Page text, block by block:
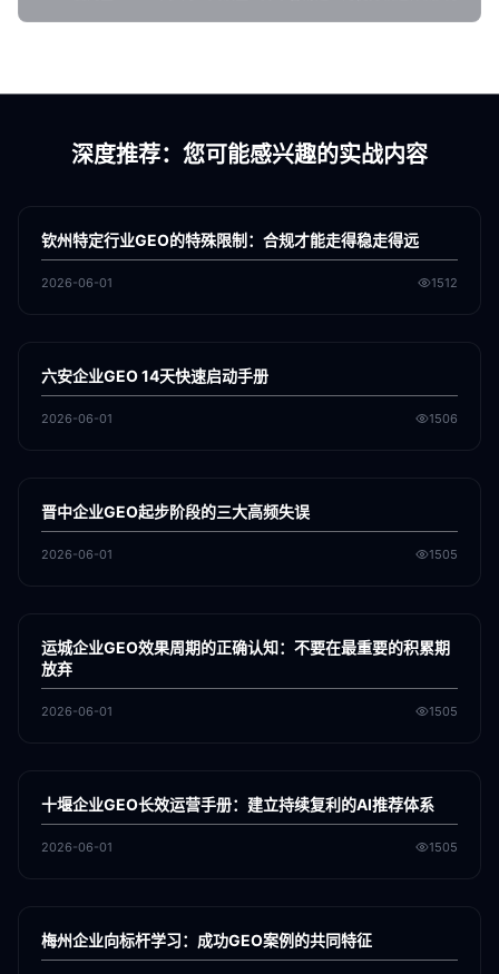
深度推荐：您可能感兴趣的实战内容
GEO
钦州特定行业GEO的特殊限制：合规才能走得稳走得远
2026-06-01 1512
GEO
六安企业GEO 14天快速启动手册
2026-06-01 1506
GEO
晋中企业GEO起步阶段的三大高频失误
2026-06-01 1505
GEO
运城企业GEO效果周期的正确认知：不要在最重要的积累期
放弃
2026-06-01 1505
GEO
十堰企业GEO长效运营手册：建立持续复利的AI推荐体系
2026-06-01 1505
GEO
梅州企业向标杆学习：成功GEO案例的共同特征